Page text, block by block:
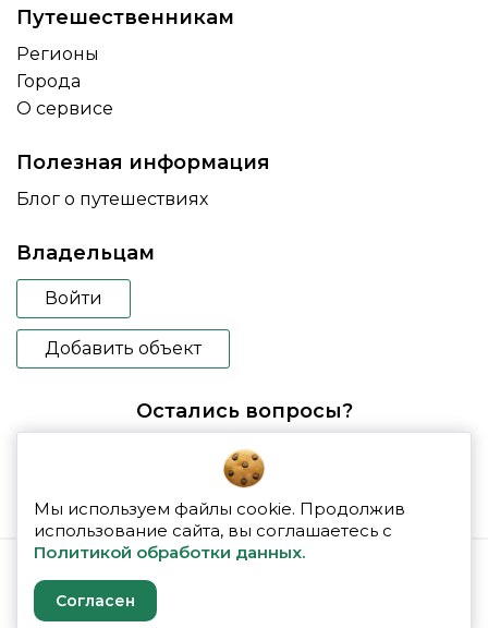
Путешественникам
Регионы
Города
О сервисе
Полезная информация
Блог о путешествиях
Владельцам
Войти
Добавить объект
Остались вопросы?
booking@glampspace.ru
Политика конфиденциальности
Мы используем файлы cookie. Продолжив
использование сайта, вы соглашаетесь с
Политикой обработки данных.
Согласен